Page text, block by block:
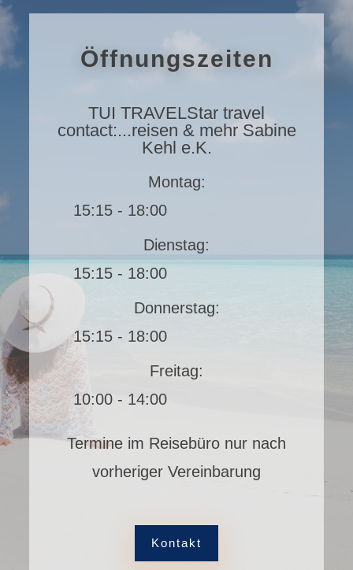
Öffnungszeiten
TUI TRAVELStar travel
contact:...reisen & mehr Sabine
Kehl e.K.
Montag:
15:15 - 18:00
Dienstag:
15:15 - 18:00
Donnerstag:
15:15 - 18:00
Freitag:
10:00 - 14:00
Termine im Reisebüro nur nach
vorheriger Vereinbarung
Kontakt